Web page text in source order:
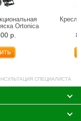
Ortonica
560)
р.
СПЕЦИАЛИСТА